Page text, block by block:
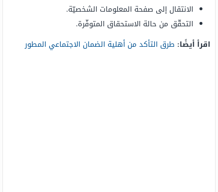
الانتقال إلى صفحة المعلومات الشخصيّة.
التحقّق من حالة الاستحقاق المتوفّرة.
اقرأ أيضًا: طرق التأكد من أهلية الضمان الاجتماعي المطور